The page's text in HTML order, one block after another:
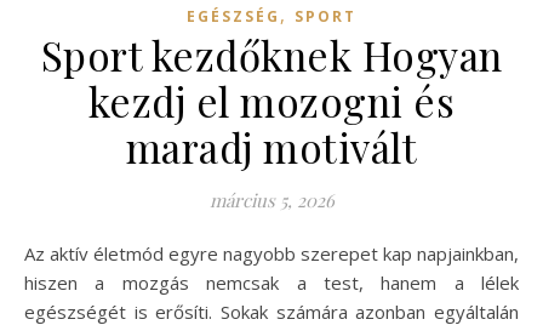
EGÉSZSÉG , SPORT
Sport kezdőknek Hogyan
kezdj el mozogni és
maradj motivált
március 5, 2026
Az aktív életmód egyre nagyobb szerepet kap napjainkban,
hiszen a mozgás nemcsak a test, hanem a lélek
egészségét is erősíti. Sokak számára azonban egyáltalán